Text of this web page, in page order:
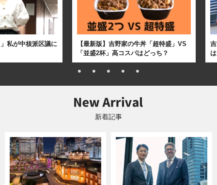
私が中核派区議に
【最新版】吉野家の牛丼「超特盛」VS
「並盛2杯」高コスパはどっち？
新着記事